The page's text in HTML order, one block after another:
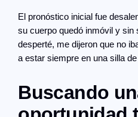
El pronóstico inicial fue
su cuerpo quedó inmóvil y sin
desperté, me dijeron que no
a estar siempre en una silla
Buscando